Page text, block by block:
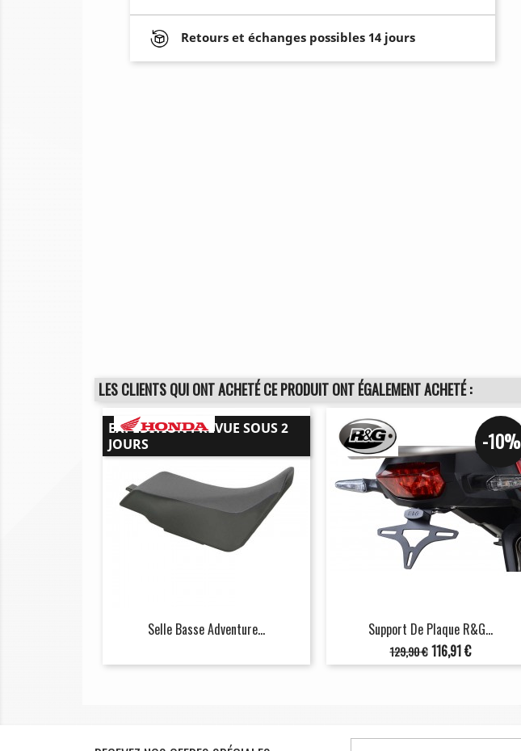
Retours et échanges possibles 14 jours
LES CLIENTS QUI ONT ACHETÉ CE PRODUIT ONT ÉGALEMENT ACHETÉ :
Selle Basse Adventure...
EXPÉDITION PRÉVUE SOUS 2
JOURS
Support De Plaque R&G...
Prix
de
129,90 €
-10%
Prix
116,91 €